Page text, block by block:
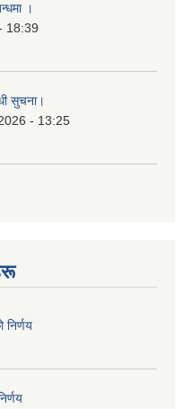
।
18:39
सुचना।
- 13:25
निर्णय